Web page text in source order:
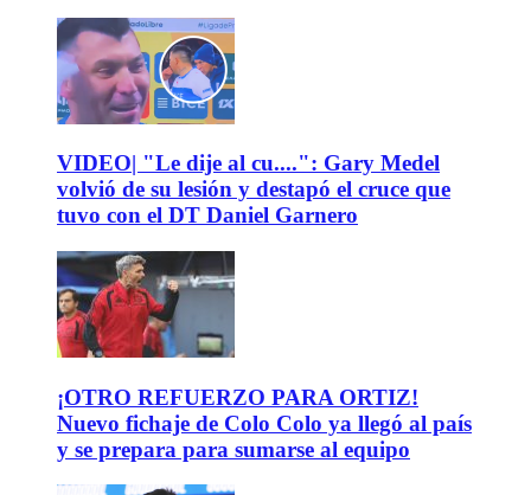
VIDEO| "Le dije al cu....": Gary Medel
volvió de su lesión y destapó el cruce que
tuvo con el DT Daniel Garnero
¡OTRO REFUERZO PARA ORTIZ!
Nuevo fichaje de Colo Colo ya llegó al país
y se prepara para sumarse al equipo